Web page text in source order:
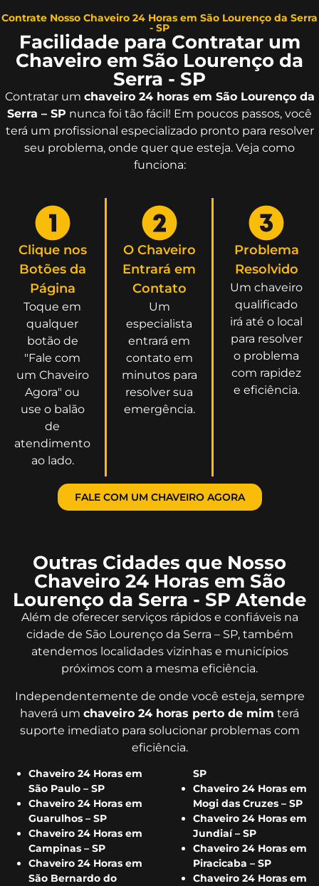
Contrate Nosso Chaveiro 24 Horas em São Lourenço da Serra
- SP
Facilidade para Contratar um
Chaveiro em São Lourenço da
Serra - SP
Contratar um chaveiro 24 horas em São Lourenço da
Serra – SP nunca foi tão fácil! Em poucos passos, você
terá um profissional especializado pronto para resolver
seu problema, onde quer que esteja. Veja como
funciona:
Clique nos
Botões da
Página
Toque em
qualquer
botão de
"Fale com
um Chaveiro
Agora" ou
use o balão
de
atendimento
ao lado.
O Chaveiro
Entrará em
Contato
Um
especialista
entrará em
contato em
minutos para
resolver sua
emergência.
Problema
Resolvido
Um chaveiro
qualificado
irá até o local
para resolver
o problema
com rapidez
e eficiência.
FALE COM UM CHAVEIRO AGORA
Outras Cidades que Nosso
Chaveiro 24 Horas em São
Lourenço da Serra - SP Atende
Além de oferecer serviços rápidos e confiáveis na
cidade de São Lourenço da Serra – SP, também
atendemos localidades vizinhas e municípios
próximos com a mesma eficiência.
Independentemente de onde você esteja, sempre
haverá um chaveiro 24 horas perto de mim terá
suporte imediato para solucionar problemas com
eficiência.
Chaveiro 24 Horas em
São Paulo – SP
Chaveiro 24 Horas em
Guarulhos – SP
Chaveiro 24 Horas em
Campinas – SP
Chaveiro 24 Horas em
São Bernardo do
SP
Chaveiro 24 Horas em
Mogi das Cruzes – SP
Chaveiro 24 Horas em
Jundiaí – SP
Chaveiro 24 Horas em
Piracicaba – SP
Chaveiro 24 Horas em